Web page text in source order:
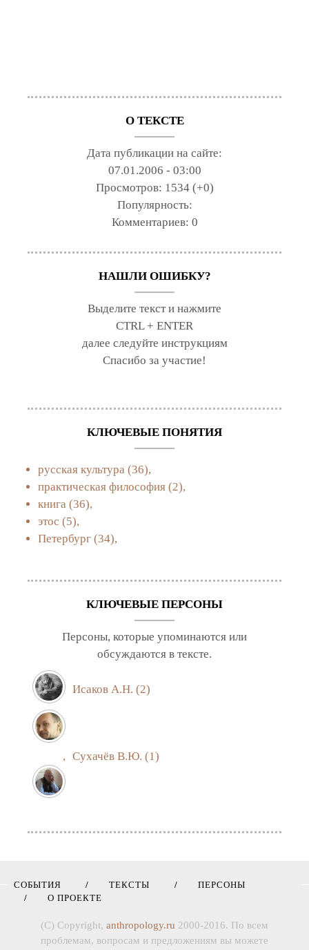
О ТЕКСТЕ
Дата публикации на сайте:
07.01.2006 - 03:00
Просмотров: 1534 (+0)
Популярность:
Комментариев: 0
НАШЛИ ОШИБКУ?
Выделите текст и нажмите
CTRL + ENTER
далее следуйте инструкциям
Спасибо за участие!
КЛЮЧЕВЫЕ ПОНЯТИЯ
русская культура (36),
практическая философия (2),
книга (36),
этос (5),
Петербург (34),
КЛЮЧЕВЫЕ ПЕРСОНЫ
Персоны, которые упоминаются или
обсуждаются в тексте.
Исаков А.Н. (2)
, Сухачёв В.Ю. (1)
СОБЫТИЯ ТЕКСТЫ
ПЕРСОНЫ
О ПРОЕКТЕ
(C) Copyright, anthropology.ru 2000-2016. По всем
проблемам, вопросам и предложениям вы можете